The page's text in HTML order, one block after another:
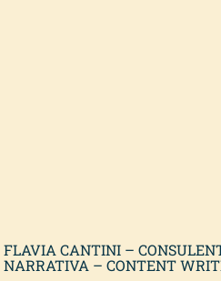
FLAVIA CANTINI –
NARRATIVA – CONTENT